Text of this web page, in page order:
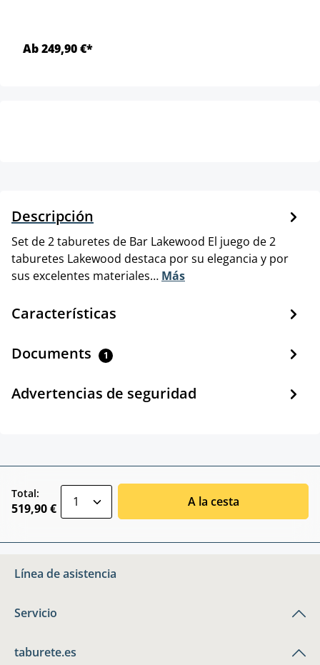
Ab 249,90 €*
Descripción
Set de 2 taburetes de Bar Lakewood El juego de 2
taburetes Lakewood destaca por su elegancia y por
sus excelentes materiales… Más
Características
Documents 1
Advertencias de seguridad
Total:
519,90 € A la cesta
Línea de asistencia
Servicio
taburete.es